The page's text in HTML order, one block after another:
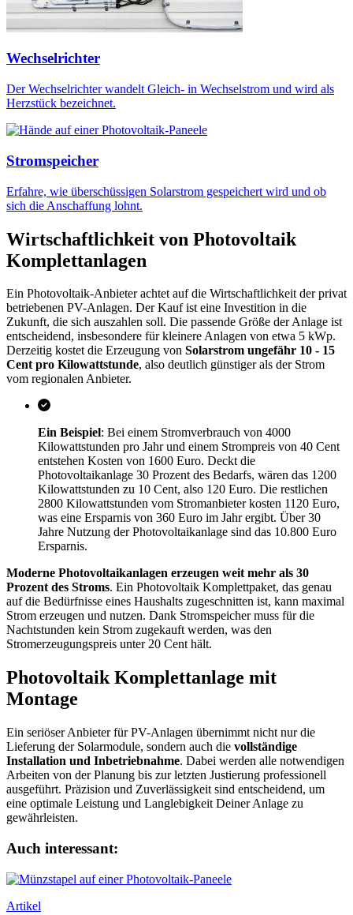
Wechselrichter
Der Wechselrichter wandelt Gleich- in Wechselstrom und wird als
Herzstück bezeichnet.
Stromspeicher
Erfahre, wie überschüssigen Solarstrom gespeichert wird und ob
sich die Anschaffung lohnt.
Wirtschaftlichkeit von Photovoltaik
Komplettanlagen
Ein Photovoltaik-Anbieter achtet auf die Wirtschaftlichkeit der privat
betriebenen PV-Anlagen. Der Kauf ist eine Investition in die
Zukunft, die sich auszahlen soll. Die passende Größe der Anlage ist
entscheidend, insbesondere für kleinere Anlagen von etwa 5 kWp.
Derzeitig kostet die Erzeugung von Solarstrom ungefähr 10 - 15
Cent pro Kilowattstunde, also deutlich günstiger als der Strom
vom regionalen Anbieter.
Ein Beispiel: Bei einem Stromverbrauch von 4000
Kilowattstunden pro Jahr und einem Strompreis von 40 Cent
entstehen Kosten von 1600 Euro. Deckt die
Photovoltaikanlage 30 Prozent des Bedarfs, wären das 1200
Kilowattstunden zu 10 Cent, also 120 Euro. Die restlichen
2800 Kilowattstunden vom Stromanbieter kosten 1120 Euro,
was eine Ersparnis von 360 Euro im Jahr ergibt. Über 30
Jahre Nutzung der Photovoltaikanlage sind das 10.800 Euro
Ersparnis.
Moderne Photovoltaikanlagen erzeugen weit mehr als 30
Prozent des Stroms. Ein Photovoltaik Komplettpaket, das genau
auf die Bedürfnisse eines Haushalts zugeschnitten ist, kann maximal
Strom erzeugen und nutzen. Dank Stromspeicher muss für die
Nachtstunden kein Strom zugekauft werden, was den
Stromerzeugungspreis unter 20 Cent hält.
Photovoltaik Komplettanlage mit
Montage
Ein seriöser Anbieter für PV-Anlagen übernimmt nicht nur die
Lieferung der Solarmodule, sondern auch die vollständige
Installation und Inbetriebnahme. Dabei werden alle notwendigen
Arbeiten von der Planung bis zur letzten Justierung professionell
ausgeführt. Präzision und Zuverlässigkeit sind entscheidend, um
eine optimale Leistung und Langlebigkeit Deiner Anlage zu
gewährleisten.
Auch interessant:
Artikel